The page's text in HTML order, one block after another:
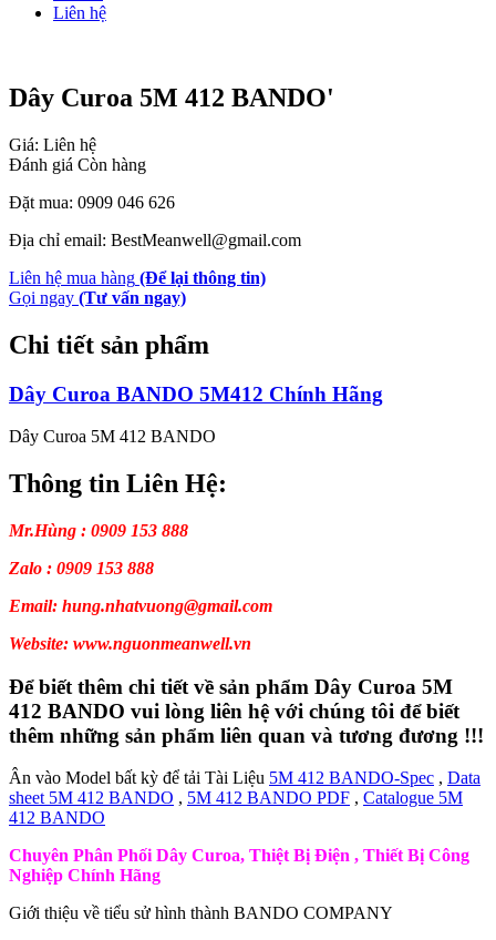
Liên hệ
Dây Curoa 5M 412 BANDO'
Giá: Liên hệ
Đánh giá Còn hàng
Đặt mua: 0909 046 626
Địa chỉ email: BestMeanwell@gmail.com
Liên hệ mua hàng (Để lại thông tin)
Gọi ngay (Tư vấn ngay)
Chi tiết sản phẩm
Dây Curoa BANDO 5M412 Chính Hãng
Dây Curoa 5M 412 BANDO
Thông tin Liên Hệ:
Mr.Hùng : 0909 153 888
Zalo : 0909 153 888
Email: hung.nhatvuong@gmail.com
Website: www.nguonmeanwell.vn
Để biết thêm chi tiết về sản phẩm Dây Curoa 5M
412 BANDO vui lòng liên hệ với chúng tôi để biết
thêm những sản phẩm liên quan và tương đương !!!
Ân vào Model bất kỳ để tải Tài Liệu 5M 412 BANDO-Spec , Data
sheet 5M 412 BANDO , 5M 412 BANDO PDF , Catalogue 5M
412 BANDO
Chuyên Phân Phối Dây Curoa, Thiệt Bị Điện , Thiết Bị Công
Nghiệp Chính Hãng
Giới thiệu về tiểu sử hình thành BANDO COMPANY